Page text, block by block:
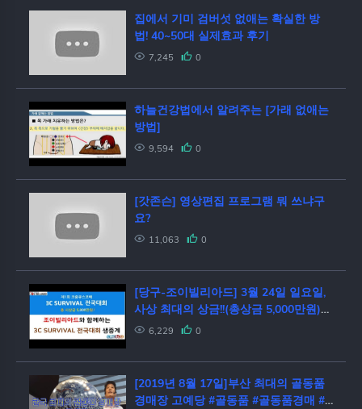
집에서 기미 검버섯 없애는 확실한 방
법! 40~50대 실제효과 후기
7,245 0
하늘건강법에서 알려주는 [가래 없애는
방법]
9,594 0
[갓존슨] 영상편집 프로그램 뭐 쓰냐구
요?
11,063 0
[당구-조이빌리아드] 3월 24일 일요일,
사상 최대의 상금!!(총상금 5,000만원)
제1회 코줌큐스코배 3C SURVIVAL 전
아)
6,229 0
[2019년 8월 17일]부산 최대의 골동품
경매장 고예당 #골동품 #골동품경매 #